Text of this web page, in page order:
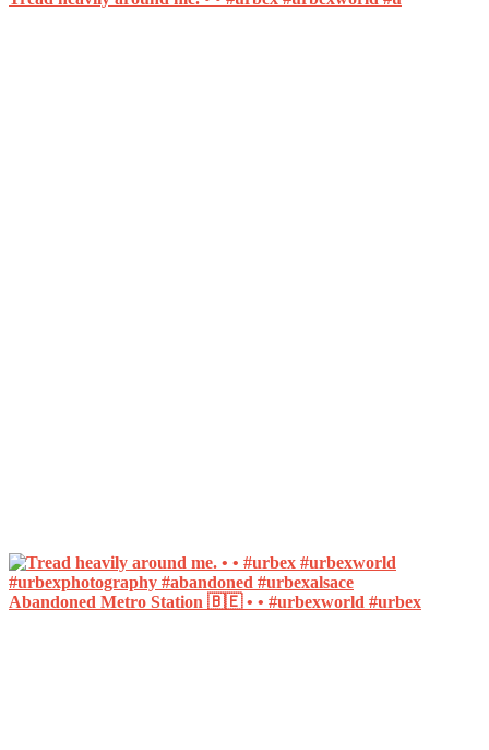
Abandoned Metro Station 🇧🇪 • • #urbexworld #urbex